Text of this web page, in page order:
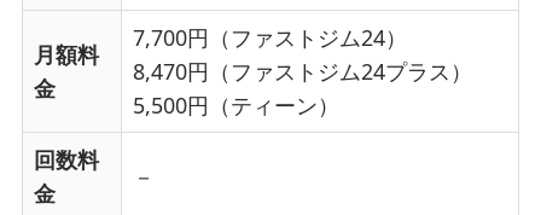
月額料
金
7,700円（ファストジム24）
8,470円（ファストジム24プラス）
5,500円（ティーン）
回数料
金
－